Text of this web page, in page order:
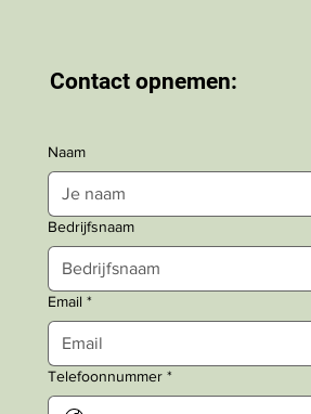
Contact opnemen:
Naam
Bedrijfsnaam
Email *
Telefoonnummer *